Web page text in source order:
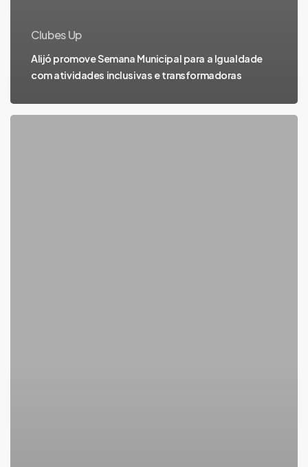
Clubes Up
Alijó promove Semana Municipal para a Igualdade
com atividades inclusivas e transformadoras